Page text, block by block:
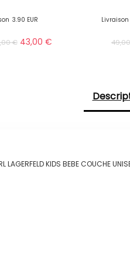
3.90 EUR
€ 43,00 €
Livraison
KIDS BEBE COUCHE